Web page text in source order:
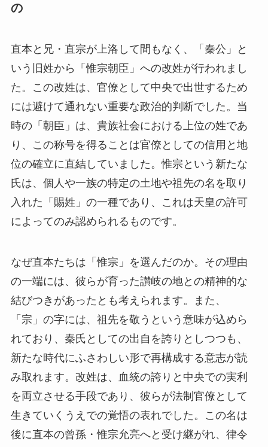
の
直本と兄・直宗が上洛して間もなく、「秦公」と
いう旧姓から「惟宗朝臣」への改姓が行われまし
た。この改姓は、官僚として中央で出世するため
には避けて通れない重要な政治的判断でした。当
時の「朝臣」は、貴族社会における上位の姓であ
り、この称号を得ることは官僚としての信用と地
位の確立に直結していました。惟宗という新たな
氏は、個人や一族の特定の土地や祖先の名を取り
入れた「賜姓」の一種であり、これは天皇の許可
によってのみ認められるものです。
なぜ直本たちは「惟宗」を選んだのか。その理由
の一端には、彼らが育った讃岐の地との精神的な
結びつきがあったとも考えられます。また、
「宗」の字には、祖先を敬うという意味が込めら
れており、秦氏としての出自を誇りとしつつも、
新たな時代にふさわしい形で再構成する意志が読
み取れます。改姓は、血統の誇りと中央での実利
を両立させる手段であり、彼らが法制官僚として
生きていくうえでの覚悟の表れでした。この名は
後に直本の曾孫・惟宗允亮へと受け継がれ、律令